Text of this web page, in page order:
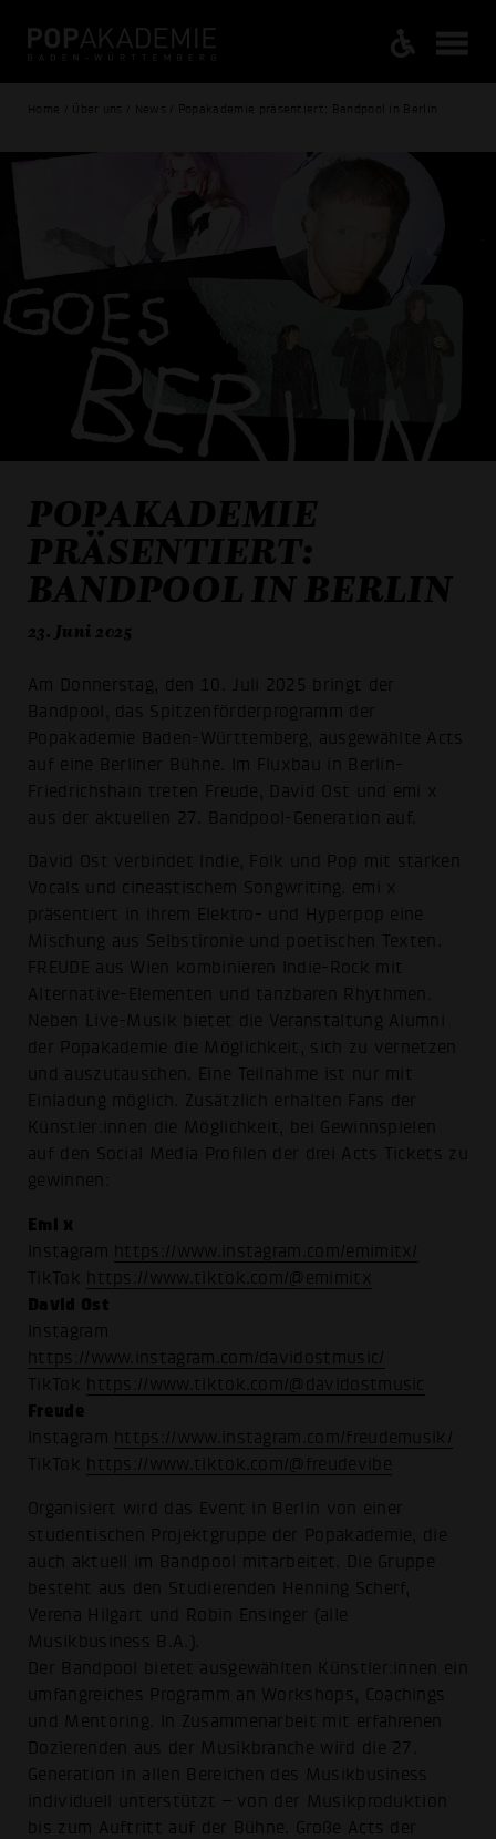
Home / Über uns / News / Popakademie präsentiert: Bandpool in Berlin
POPAKADEMIE
PRÄSENTIERT:
BANDPOOL IN BERLIN
23. Juni 2025
Am Donnerstag, den 10. Juli 2025 bringt der
Bandpool, das Spitzenförderprogramm der
Popakademie Baden-Württemberg, ausgewählte Acts
auf eine Berliner Bühne. Im Fluxbau in Berlin-
Friedrichshain treten Freude, David Ost und emi x
aus der aktuellen 27. Bandpool-Generation auf.
David Ost verbindet Indie, Folk und Pop mit starken
Vocals und cineastischem Songwriting. emi x
präsentiert in ihrem Elektro- und Hyperpop eine
Mischung aus Selbstironie und poetischen Texten.
FREUDE aus Wien kombinieren Indie-Rock mit
Alternative-Elementen und tanzbaren Rhythmen.
Neben Live-Musik bietet die Veranstaltung Alumni
der Popakademie die Möglichkeit, sich zu vernetzen
und auszutauschen. Eine Teilnahme ist nur mit
Einladung möglich. Zusätzlich erhalten Fans der
Künstler:innen die Möglichkeit, bei Gewinnspielen
auf den Social Media Profilen der drei Acts Tickets zu
gewinnen:
Emi x
Instagram https://www.instagram.com/emimitx/
TikTok
https://www.tiktok.com/@emimitx
David Ost
Instagram
https://www.instagram.com/davidostmusic/
TikTok
https://www.tiktok.com/@davidostmusic
Freude
Instagram https://www.instagram.com/freudemusik/
TikTok
https://www.tiktok.com/@freudevibe
Organisiert wird das Event in Berlin von einer
studentischen Projektgruppe der Popakademie, die
auch aktuell im Bandpool mitarbeitet. Die Gruppe
besteht aus den Studierenden Henning Scherf,
Verena Hilgart und Robin Ensinger (alle
Musikbusiness B.A.).
Der Bandpool bietet ausgewählten Künstler:innen ein
umfangreiches Programm an Workshops, Coachings
und Mentoring. In Zusammenarbeit mit erfahrenen
Dozierenden aus der Musikbranche wird die 27.
Generation in allen Bereichen des Musikbusiness
individuell unterstützt – von der Musikproduktion
bis zum Auftritt auf der Bühne. Große Acts der